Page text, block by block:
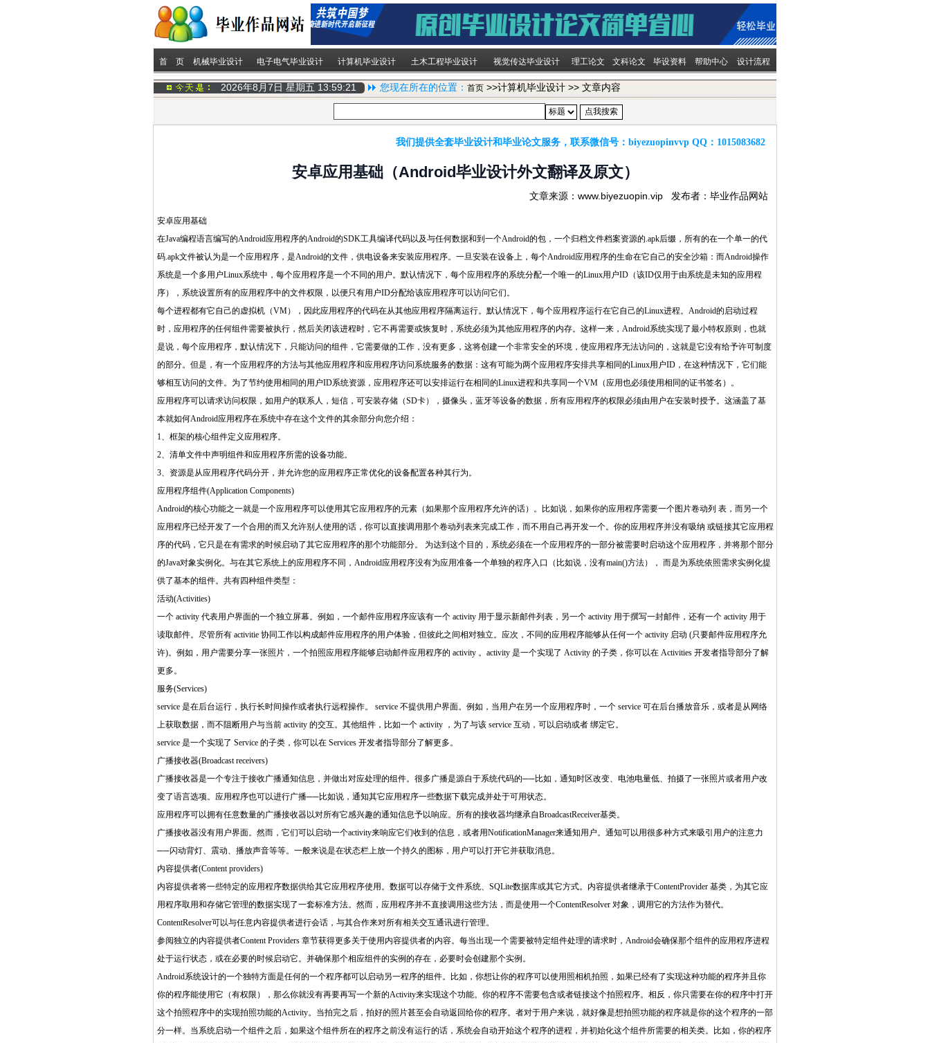
首 页 机械毕业设计 电子电气毕业设计 计算机毕业设计 土木工程毕业设计 视觉传达毕业设计 理工论文 文科论文 毕设资料 帮助中心 设计流程
2026年8月7日 星期五 13:59:22 您现在所在的位置： 首页 >>计算机毕业设计 >> 文章内容
我们提供全套毕业设计和毕业论文服务，联系微信号： biyezuopinvvp QQ： 1015083682
安卓应用基础（Android毕业设计外文翻译及原文）
文章来源：www.biyezuopin.vip 发布者：毕业作品网站
安卓应用基础
在Java编程语言编写的Android应用程序的Android的SDK工具编译代码以及与任何数据和到一个Android的包，一个归档文件档案资源的.apk后缀，所有的在一个单一的代
码.apk文件被认为是一个应用程序，是Android的文件，供电设备来安装应用程序。一旦安装在设备上，每个Android应用程序的生命在它自己的安全沙箱：而Android操作
系统是一个多用户Linux系统中，每个应用程序是一个不同的用户。默认情况下，每个应用程序的系统分配一个唯一的Linux用户ID（该ID仅用于由系统是未知的应用程
序），系统设置所有的应用程序中的文件权限，以便只有用户ID分配给该应用程序可以访问它们。
每个进程都有它自己的虚拟机（VM），因此应用程序的代码在从其他应用程序隔离运行。默认情况下，每个应用程序运行在它自己的Linux进程。Android的启动过程
时，应用程序的任何组件需要被执行，然后关闭该进程时，它不再需要或恢复时，系统必须为其他应用程序的内存。这样一来，Android系统实现了最小特权原则，也就
是说，每个应用程序，默认情况下，只能访问的组件，它需要做的工作，没有更多，这将创建一个非常安全的环境，使应用程序无法访问的，这就是它没有给予许可制度
的部分。但是，有一个应用程序的方法与其他应用程序和应用程序访问系统服务的数据：这有可能为两个应用程序安排共享相同的Linux用户ID，在这种情况下，它们能
够相互访问的文件。为了节约使用相同的用户ID系统资源，应用程序还可以安排运行在相同的Linux进程和共享同一个VM（应用也必须使用相同的证书签名）。
应用程序可以请求访问权限，如用户的联系人，短信，可安装存储（SD卡），摄像头，蓝牙等设备的数据，所有应用程序的权限必须由用户在安装时授予。这涵盖了基
本就如何Android应用程序在系统中存在这个文件的其余部分向您介绍：
1、框架的核心组件定义应用程序。
2、清单文件中声明组件和应用程序所需的设备功能。
3、资源是从应用程序代码分开，并允许您的应用程序正常优化的设备配置各种其行为。
应用程序组件(Application Components)
Android的核心功能之一就是一个应用程序可以使用其它应用程序的元素（如果那个应用程序允许的话）。比如说，如果你的应用程序需要一个图片卷动列 表，而另一个
应用程序已经开发了一个合用的而又允许别人使用的话，你可以直接调用那个卷动列表来完成工作，而不用自己再开发一个。你的应用程序并没有吸纳 或链接其它应用程
序的代码，它只是在有需求的时候启动了其它应用程序的那个功能部分。 为达到这个目的，系统必须在一个应用程序的一部分被需要时启动这个应用程序，并将那个部分
的Java对象实例化。与在其它系统上的应用程序不同，Android应用程序没有为应用准备一个单独的程序入口（比如说，没有main()方法）， 而是为系统依照需求实例化提
供了基本的组件。共有四种组件类型：
活动(Activities)
一个 activity 代表用户界面的一个独立屏幕。例如，一个邮件应用程序应该有一个 activity 用于显示新邮件列表，另一个 activity 用于撰写一封邮件，还有一个 activity 用于
读取邮件。尽管所有 activitie 协同工作以构成邮件应用程序的用户体验，但彼此之间相对独立。应次，不同的应用程序能够从任何一个 activity 启动 (只要邮件应用程序允
许)。例如，用户需要分享一张照片，一个拍照应用程序能够启动邮件应用程序的 activity 。activity 是一个实现了 Activity 的子类，你可以在 Activities 开发者指导部分了解
更多。
服务(Services)
service 是在后台运行，执行长时间操作或者执行远程操作。 service 不提供用户界面。例如，当用户在另一个应用程序时，一个 service 可在后台播放音乐，或者是从网络
上获取数据，而不阻断用户与当前 activity 的交互。其他组件，比如一个 activity ，为了与该 service 互动，可以启动或者 绑定它。
service 是一个实现了 Service 的子类，你可以在 Services 开发者指导部分了解更多。
广播接收器(Broadcast receivers)
广播接收器是一个专注于接收广播通知信息，并做出对应处理的组件。很多广播是源自于系统代码的──比如，通知时区改变、电池电量低、拍摄了一张照片或者用户改
变了语言选项。应用程序也可以进行广播──比如说，通知其它应用程序一些数据下载完成并处于可用状态。
应用程序可以拥有任意数量的广播接收器以对所有它感兴趣的通知信息予以响应。所有的接收器均继承自BroadcastReceiver基类。
广播接收器没有用户界面。然而，它们可以启动一个activity来响应它们收到的信息，或者用NotificationManager来通知用户。通知可以用很多种方式来吸引用户的注意力
──闪动背灯、震动、播放声音等等。一般来说是在状态栏上放一个持久的图标，用户可以打开它并获取消息。
内容提供者(Content providers)
内容提供者将一些特定的应用程序数据供给其它应用程序使用。数据可以存储于文件系统、SQLite数据库或其它方式。内容提供者继承于ContentProvider 基类，为其它应
用程序取用和存储它管理的数据实现了一套标准方法。然而，应用程序并不直接调用这些方法，而是使用一个ContentResolver 对象，调用它的方法作为替代。
ContentResolver可以与任意内容提供者进行会话，与其合作来对所有相关交互通讯进行管理。
参阅独立的内容提供者Content Providers 章节获得更多关于使用内容提供者的内容。每当出现一个需要被特定组件处理的请求时，Android会确保那个组件的应用程序进程
处于运行状态，或在必要的时候启动它。并确保那个相应组件的实例的存在，必要时会创建那个实例。
Android系统设计的一个独特方面是任何的一个程序都可以启动另一程序的组件。比如，你想让你的程序可以使用照相机拍照，如果已经有了实现这种功能的程序并且你
你的程序能使用它（有权限），那么你就没有再要再写一个新的Activity来实现这个功能。你的程序不需要包含或者链接这个拍照程序。相反，你只需要在你的程序中打开
这个拍照程序中的实现拍照功能的Activity。当拍完之后，拍好的照片甚至会自动返回给你的程序。者对于用户来说，就好像是想拍照功能的程序就是你的这个程序的一部
分一样。当系统启动一个组件之后，如果这个组件所在的程序之前没有运行的话，系统会自动开始这个程序的进程，并初始化这个组件所需要的相关类。比如，你的程序